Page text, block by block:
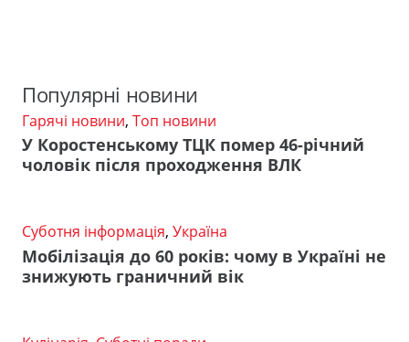
Популярні новини
Гарячі новини, Топ новини
У Коростенському ТЦК помер 46-річний
чоловік після проходження ВЛК
Суботня інформація, Україна
Мобілізація до 60 років: чому в Україні не
знижують граничний вік